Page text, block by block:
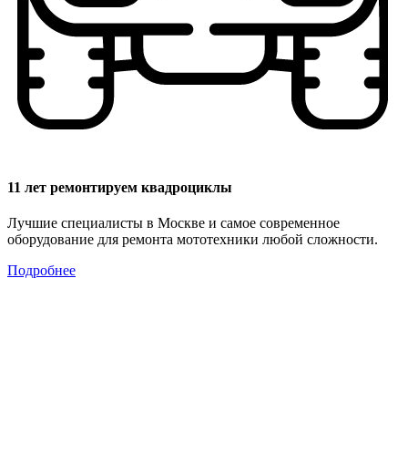
11 лет ремонтируем квадроциклы
Лучшие специалисты в Москве и самое современное
оборудование для ремонта мототехники любой сложности.
Подробнее